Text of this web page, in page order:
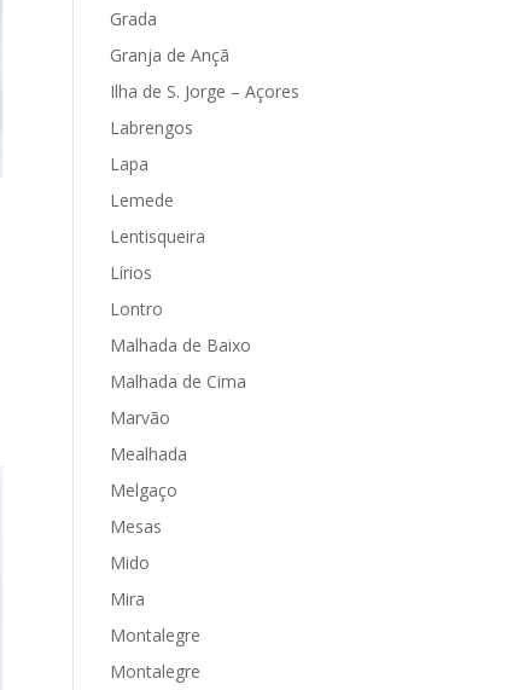
Grada
Granja de Ançã
Ilha de S. Jorge – Açores
Labrengos
Lapa
Lemede
Lentisqueira
Lírios
Lontro
Malhada de Baixo
Malhada de Cima
Marvão
Mealhada
Melgaço
Mesas
Mido
Mira
Montalegre
Montalegre